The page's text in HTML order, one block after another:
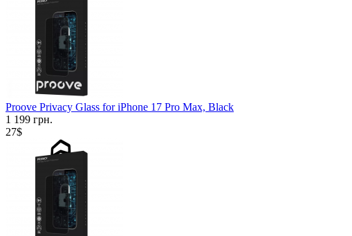
Proove Privacy Glass for iPhone 17 Pro Max, Black
1 199 грн.
27$